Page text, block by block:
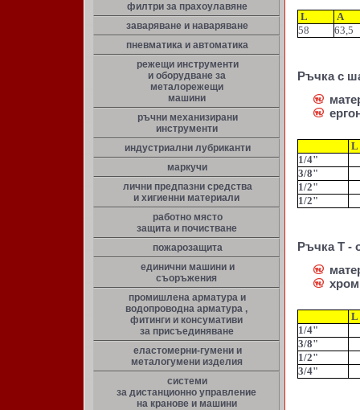
филтри за прахоулавяне
заваряване и наваряване
пневматика и автоматика
режещи инструменти
и оборудване за
металорежещи
машини
ръчни механизирани
инструменти
индустриални лубриканти
маркучи
лични предпазни средства
и хигиенни материали
работно място
защита и почистване
пожарозащита
единични машини и
съоръжения
промишлена арматура и
водопроводна арматура ,
фитинги и консумативи
за присъединяване
еластомерни-гумени и
металогумени изделия
системи
за дистанционно управление
на кранове и машини
L
A
58
63,5
Ръчка с
L
1/4"
3/8"
1/2"
1/2"
Ръчка Т -
L
1/4"
3/8"
1/2"
3/4"